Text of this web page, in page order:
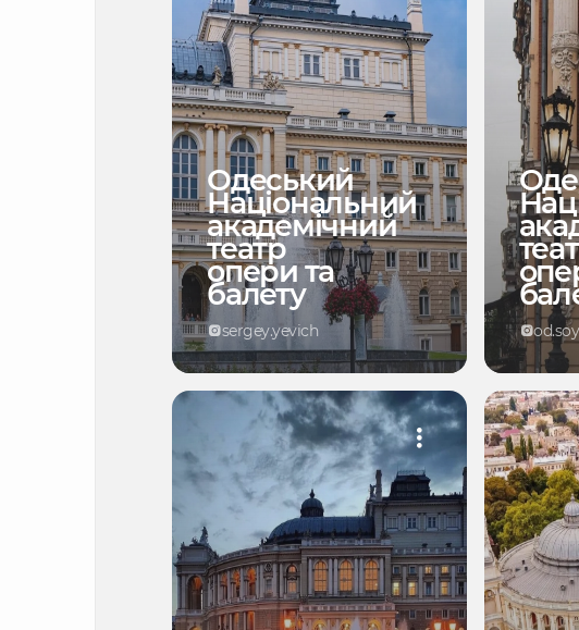
Одеський
Національний
академічний
театр
опери та
балету
sergey.yevich